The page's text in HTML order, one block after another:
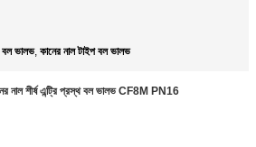
বল ভালভ, কানের নাল টাইপ বল ভালভ
নাল শীর্ষ এন্ট্রি প্রস্থ বল ভালভ CF8M PN16